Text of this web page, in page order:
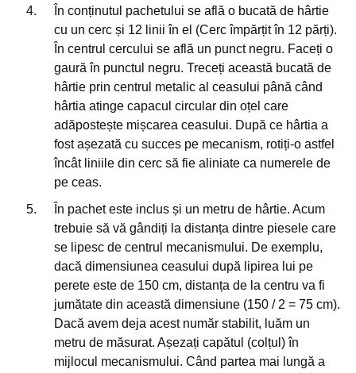
În conținutul pachetului se află o bucată de hârtie
cu un cerc și 12 linii în el (Cerc împărțit în 12 părți).
În centrul cercului se află un punct negru. Faceți o
gaură în punctul negru. Treceți această bucată de
hârtie prin centrul metalic al ceasului până când
hârtia atinge capacul circular din oțel care
adăpostește mișcarea ceasului. După ce hârtia a
fost așezată cu succes pe mecanism, rotiți-o astfel
încât liniile din cerc să fie aliniate ca numerele de
pe ceas.
În pachet este inclus și un metru de hârtie. Acum
trebuie să vă gândiți la distanța dintre piesele care
se lipesc de centrul mecanismului. De exemplu,
dacă dimensiunea ceasului după lipirea lui pe
perete este de 150 cm, distanța de la centru va fi
jumătate din această dimensiune (150 / 2 = 75 cm).
Dacă avem deja acest număr stabilit, luăm un
metru de măsurat. Așezați capătul (colțul) în
mijlocul mecanismului. Când partea mai lungă a